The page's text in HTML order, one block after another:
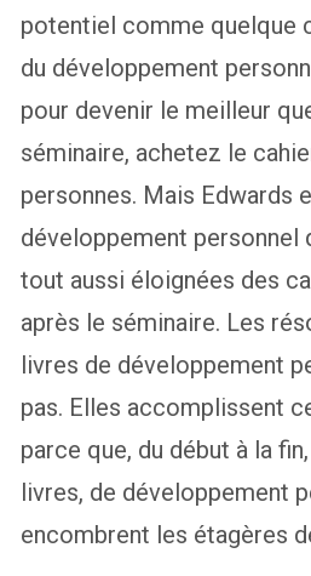
potentiel comme quelque
du développement
pour devenir le meilleur
séminaire, achetez le
personnes. Mais Edwards
développement personnel
tout aussi éloignées des
après le séminaire. Les
livres de développement
pas. Elles accomplissent
parce que, du début à la
livres, de développement
encombrent les étagères